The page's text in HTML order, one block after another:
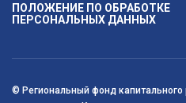
ПОЛОЖЕНИЕ ПО ОБРАБОТКЕ
ПЕРСОНАЛЬНЫХ ДАННЫХ
© Региональный фонд